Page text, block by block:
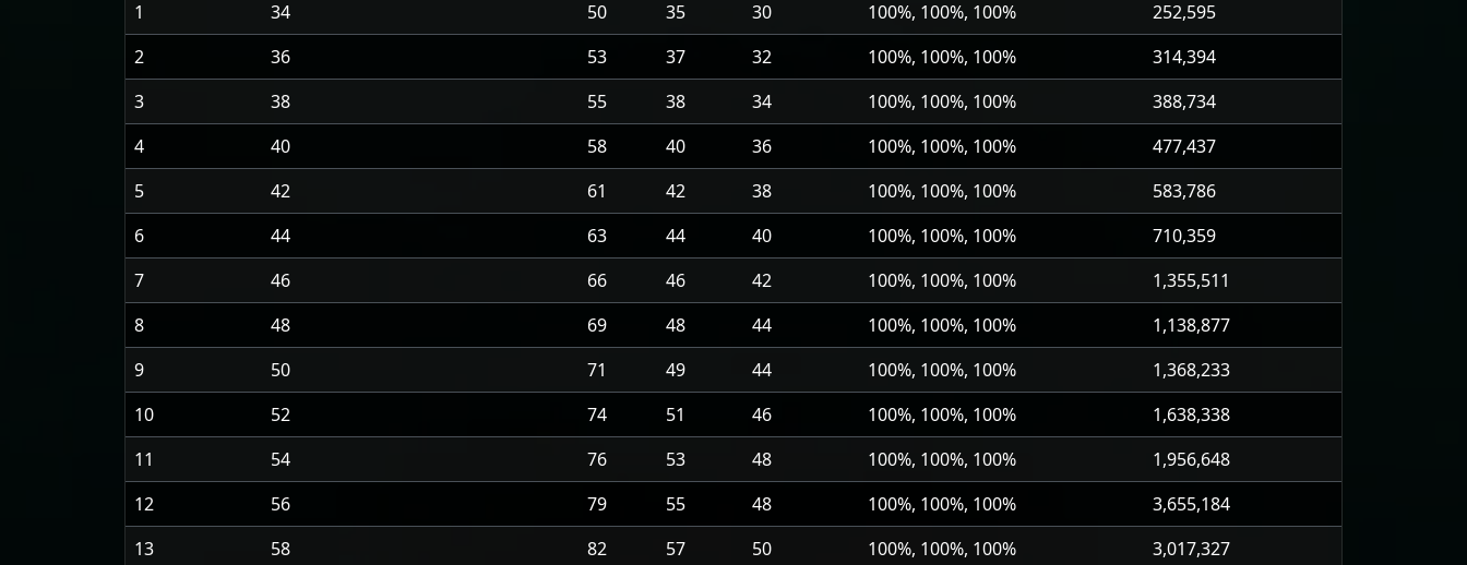
1
34 50 35 30 100%, 100%, 100%
252,595
2
36 53 37 32 100%, 100%, 100%
314,394
3
38 55 38 34 100%, 100%, 100%
388,734
4
40 58 40 36 100%, 100%, 100%
477,437
5
42 61 42 38 100%, 100%, 100%
583,786
6
44 63 44 40 100%, 100%, 100%
710,359
7
46 66 46 42 100%, 100%, 100%
1,355,511
8
48 69 48 44 100%, 100%, 100%
1,138,877
9
50 71 49 44 100%, 100%, 100%
1,368,233
10
52 74 51 46 100%, 100%, 100%
1,638,338
11
54 76 53 48 100%, 100%, 100%
1,956,648
12
56 79 55 48 100%, 100%, 100%
3,655,184
13
58 82 57 50 100%, 100%, 100%
3,017,327